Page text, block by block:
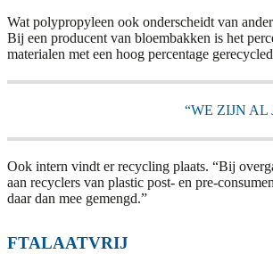
Wat polypropyleen ook onderscheidt van
Bij een producent van bloembakken is het
materialen met een hoog percentage
“WE ZIJN
Ook intern vindt er recycling plaats. “Bij
aan recyclers van plastic post- en pre-
daar dan mee gemengd.”
FTALAATVRIJ